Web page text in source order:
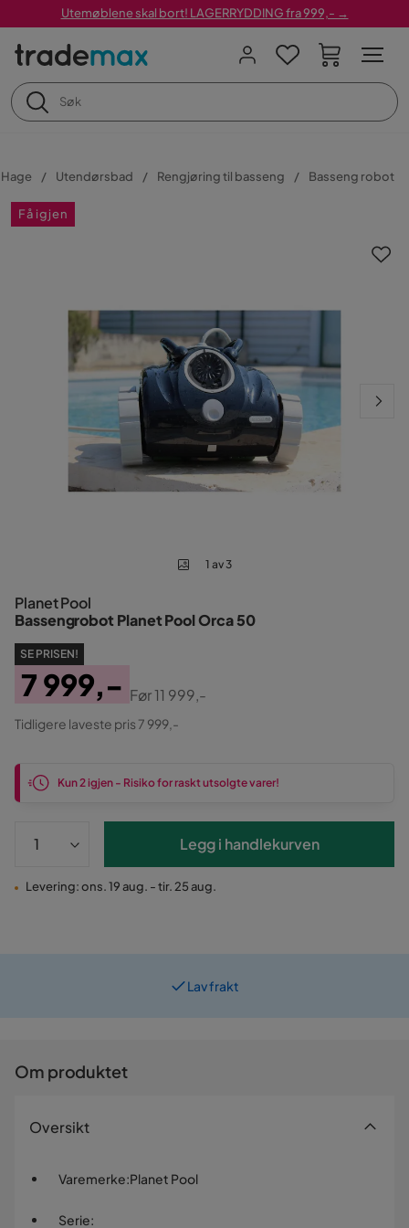
Utemøblene skal bort! LAGERRYDDING fra 999,- →
Hage Utendørsbad Rengjøring til basseng Basseng robot
Få igjen
1 av 3
Planet Pool
Bassengrobot Planet Pool Orca 50
SE PRISEN!
Pris
7 999,-
Original
Pris
Før11 999,-
Tidligere laveste pris 7 999,-
Kun 2 igjen - Risiko for raskt utsolgte varer!
Legg i handlekurven
Levering: ons. 19 aug. - tir. 25 aug.
Lav frakt
Om produktet
Oversikt
Varemerke:Planet Pool
Serie: